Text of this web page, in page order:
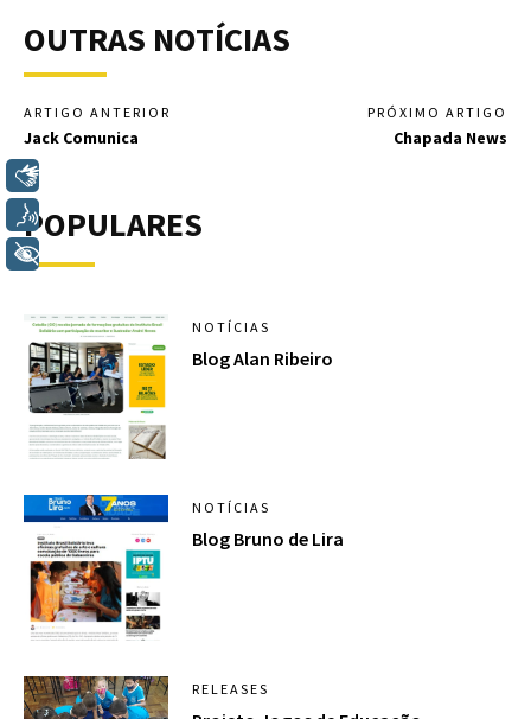
OUTRAS NOTÍCIAS
ARTIGO ANTERIOR
Jack Comunica
PRÓXIMO ARTIGO
Chapada News
POPULARES
NOTÍCIAS
Blog Alan Ribeiro
NOTÍCIAS
Blog Bruno de Lira
RELEASES
Voz